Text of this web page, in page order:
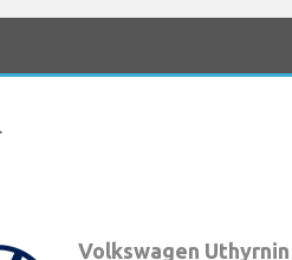
Volkswagen Uthyrning